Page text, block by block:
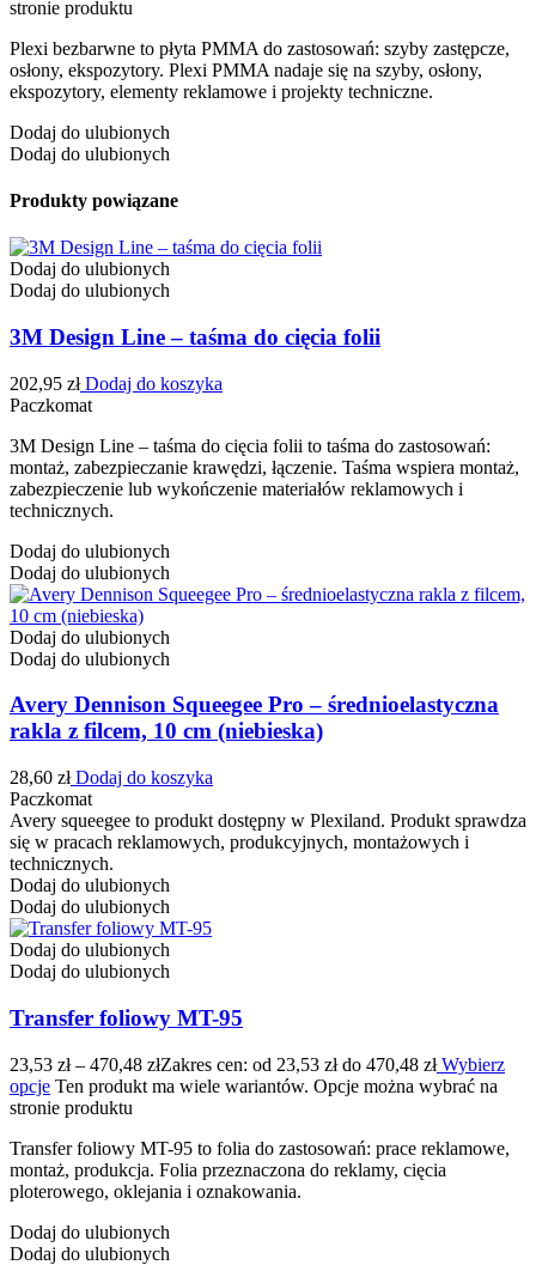
stronie produktu
Plexi bezbarwne to płyta PMMA do zastosowań: szyby zastępcze,
osłony, ekspozytory. Plexi PMMA nadaje się na szyby, osłony,
ekspozytory, elementy reklamowe i projekty techniczne.
Dodaj do ulubionych
Dodaj do ulubionych
Produkty powiązane
Dodaj do ulubionych
Dodaj do ulubionych
3M Design Line – taśma do cięcia folii
202,95 złDodaj do koszyka
Paczkomat
3M Design Line – taśma do cięcia folii to taśma do zastosowań:
montaż, zabezpieczanie krawędzi, łączenie. Taśma wspiera montaż,
zabezpieczenie lub wykończenie materiałów reklamowych i
technicznych.
Dodaj do ulubionych
Dodaj do ulubionych
Dodaj do ulubionych
Dodaj do ulubionych
Avery Dennison Squeegee Pro – średnioelastyczna
rakla z filcem, 10 cm (niebieska)
28,60 złDodaj do koszyka
Paczkomat
Avery squeegee to produkt dostępny w Plexiland. Produkt sprawdza
się w pracach reklamowych, produkcyjnych, montażowych i
technicznych.
Dodaj do ulubionych
Dodaj do ulubionych
Dodaj do ulubionych
Dodaj do ulubionych
Transfer foliowy MT-95
23,53 zł – 470,48 złZakres cen: od 23,53 zł do 470,48 złWybierz
opcje Ten produkt ma wiele wariantów. Opcje można wybrać na
stronie produktu
Transfer foliowy MT-95 to folia do zastosowań: prace reklamowe,
montaż, produkcja. Folia przeznaczona do reklamy, cięcia
ploterowego, oklejania i oznakowania.
Dodaj do ulubionych
Dodaj do ulubionych